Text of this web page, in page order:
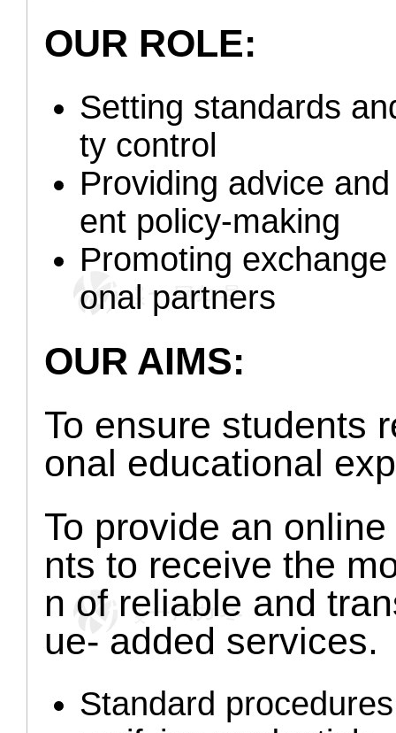
OUR ROLE:
Setting standards
ty control
Providing advice
ent policy-making
Promoting
onal partners
OUR AIMS:
To ensure students
onal educational
To provide an
nts to receive the
n of reliable and
ue- added
Standard